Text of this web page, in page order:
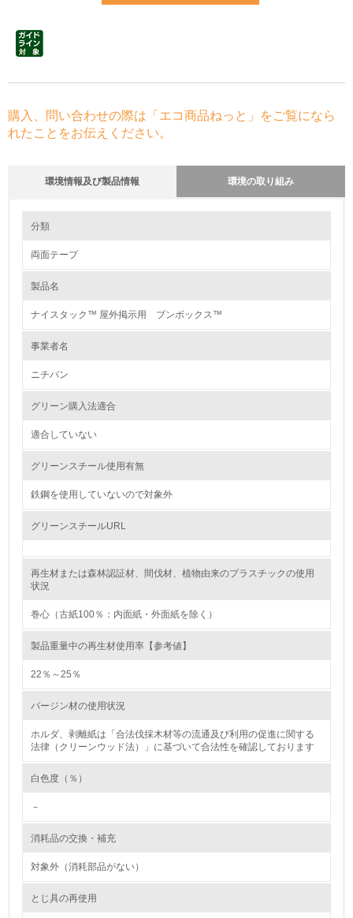
購入、問い合わせの際は「エコ商品ねっと」をご覧になら
れたことをお伝えください。
環境情報及び製品情報 環境の取り組み
1.環境取り組み体制
レベル2
5.
環境取り組み体制と成果を定期的に検証して次の活動に活
境対策を理解し、実践している
→ 導入している規格名 ISO14001を認証取得
第三者認証を取得している
粘着剤の無溶剤化を推進。
方法としている。
分類
両面テープ
製品名
ナイスタック™ 屋外掲示用 ブンボックス™
事業者名
ニチバン
グリーン購入法適合
適合していない
グリーンスチール使用有無
鉄鋼を使用していないので対象外
グリーンスチールURL
再生材または森林認証材、間伐材、植物由来のプラスチックの使用
状況
巻心（古紙100％：内面紙・外面紙を除く）
製品重量中の再生材使用率【参考値】
22％～25％
バージン材の使用状況
ホルダ、剥離紙は「合法伐採木材等の流通及び利用の促進に関する
法律（クリーンウッド法）」に基づいて合法性を確認しております
白色度（％）
－
消耗品の交換・補充
対象外（消耗部品がない）
とじ具の再使用